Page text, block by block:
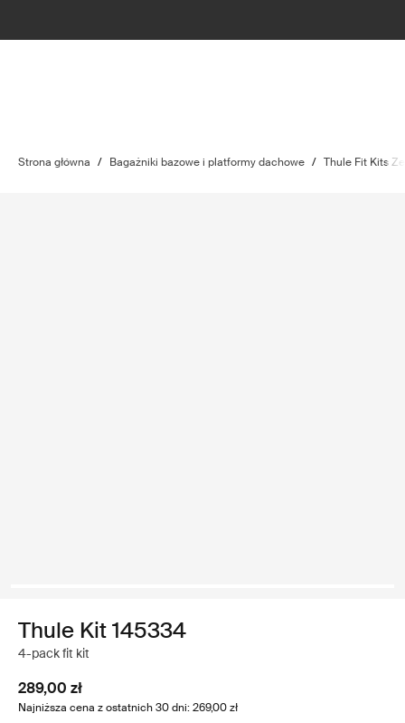
Strona główna / Bagażniki bazowe i platformy dachowe / Thule Fit Kits
Thule Kit 145334
4-pack fit kit
289,00 zł
Najniższa cena z ostatnich 30 dni: 269,00 zł